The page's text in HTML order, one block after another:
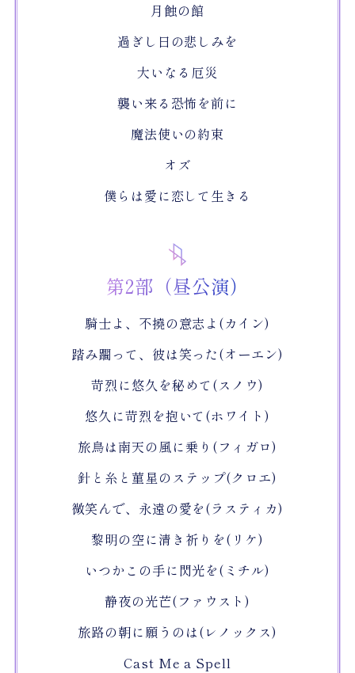
月蝕の館
過ぎし日の悲しみを
大いなる厄災
襲い来る恐怖を前に
魔法使いの約束
オズ
僕らは愛に恋して生きる
第2部（昼公演）
騎士よ、不撓の意志よ(カイン)
踏み躙って、彼は笑った(オーエン)
苛烈に悠久を秘めて(スノウ)
悠久に苛烈を抱いて(ホワイト)
旅鳥は南天の風に乗り(フィガロ)
針と糸と菫星のステップ(クロエ)
微笑んで、永遠の愛を(ラスティカ)
黎明の空に清き祈りを(リケ)
いつかこの手に閃光を(ミチル)
静夜の光芒(ファウスト)
旅路の朝に願うのは(レノックス)
Cast Me a Spell